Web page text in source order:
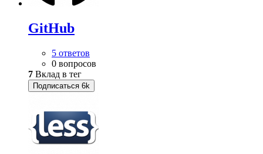
GitHub
5 ответов
0 вопросов
7 Вклад в тег
Подписаться 6k